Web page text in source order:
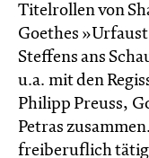
Titelrollen von
Goethes
Steffens ans
u.a. mit den
Philipp Preuss,
Petras
freiberuflich